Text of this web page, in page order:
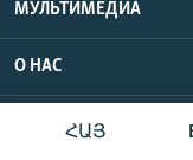
ՀԱՅ
МУЛЬТИМЕДИА
О НАС
Радио